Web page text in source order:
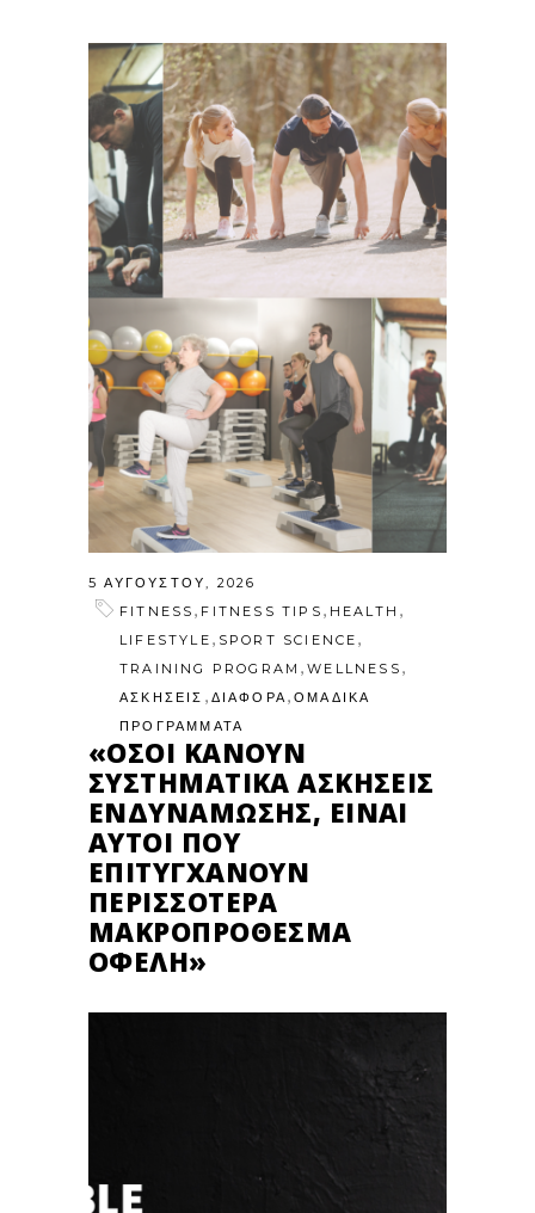
5 ΑΥΓΟΎΣΤΟΥ, 2026
FITNESS , FITNESS TIPS , HEALTH ,
LIFESTYLE , SPORT SCIENCE ,
TRAINING PROGRAM ,WELLNESS ,
ΑΣΚΗΣΕΙΣ , ΔΙΑΦΟΡΑ ,ΟΜΑΔΙΚΑ
ΠΡΟΓΡΑΜΜΑΤΑ
«ΌΣΟΙ ΚΆΝΟΥΝ
ΣΥΣΤΗΜΑΤΙΚΆ ΑΣΚΉΣΕΙΣ
ΕΝΔΥΝΆΜΩΣΗΣ, ΕΊΝΑΙ
ΑΥΤΟΊ ΠΟΥ
ΕΠΙΤΥΓΧΆΝΟΥΝ
ΠΕΡΙΣΣΌΤΕΡΑ
ΜΑΚΡΟΠΡΌΘΕΣΜΑ
ΟΦΈΛΗ»